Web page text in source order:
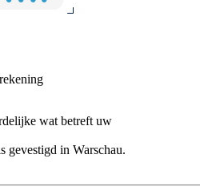
wat betreft uw
in Warschau.